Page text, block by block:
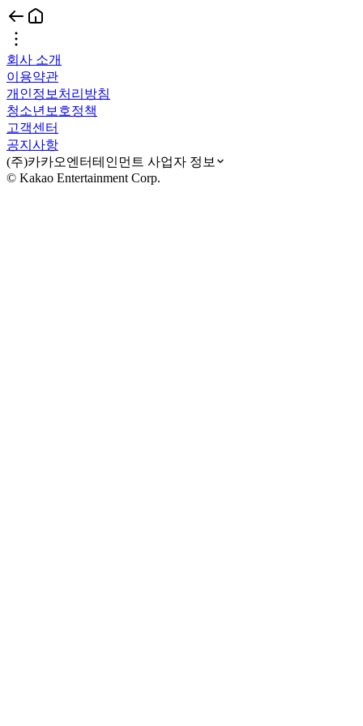
회사 소개
이용약관
개인정보처리방침
청소년보호정책
고객센터
공지사항
(주)카카오엔터테인먼트 사업자 정보
© Kakao Entertainment Corp.